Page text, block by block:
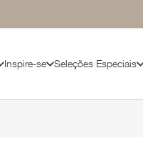
Inspire-se Seleções Especiais